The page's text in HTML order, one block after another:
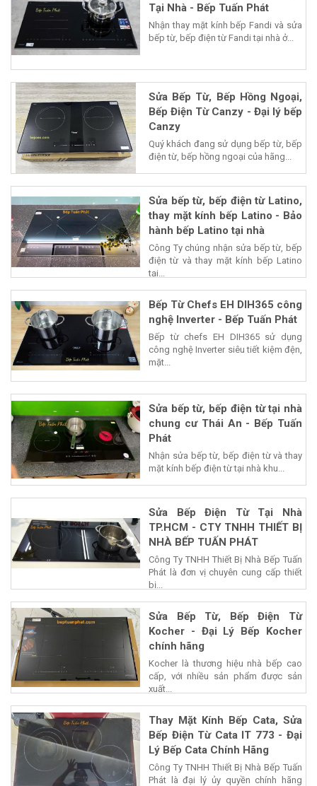
Tại Nhà - Bếp Tuấn Phát
Nhận thay mặt kính bếp Fandi và sửa
bếp từ, bếp điện từ Fandi tại nhà ở...
Sửa Bếp Từ, Bếp Hồng Ngoại,
Bếp Điện Từ Canzy - Đại lý bếp
Canzy
Quý khách đang sử dụng bếp từ, bếp
điện từ, bếp hồng ngoại của hãng...
Sửa bếp từ, bếp điện từ Latino,
thay mặt kính bếp Latino - Bảo
hành bếp Latino tại nhà
Công Ty chúng nhận sửa bếp từ, bếp
điện từ và thay mặt kính bếp Latino
tại...
Bếp Từ Chefs EH DIH365 công
nghệ Inverter - Bếp Tuấn Phát
Bếp từ chefs EH DIH365 sử dụng
công nghệ Inverter siêu tiết kiệm đện,
mặt...
Sửa bếp từ, bếp điện từ tại nhà
chung cư Thái An - Bếp Tuấn
Phát
Nhận sửa bếp từ, bếp điện từ và thay
mặt kính bếp điện từ tại nhà khu...
Sửa Bếp Điện Từ Tại Nhà
TP.HCM - CTY TNHH THIẾT BỊ
NHÀ BẾP TUẤN PHÁT
Công Ty TNHH Thiết Bị Nhà Bếp Tuấn
Phát là đơn vị chuyên cung cấp thiết
bị...
Sửa Bếp Từ, Bếp Điện Từ
Kocher - Đại Lý Bếp Kocher
chính hãng
Kocher là thương hiệu nhà bếp cao
cấp, với nhiều sản phẩm được sản
xuất...
Thay Mặt Kính Bếp Cata, Sửa
Bếp Điện Từ Cata IT 773 - Đại
Lý Bếp Cata Chính Hãng
Công Ty TNHH Thiết Bị Nhà Bếp Tuấn
Phát là đại lý ủy quyền chính hãng